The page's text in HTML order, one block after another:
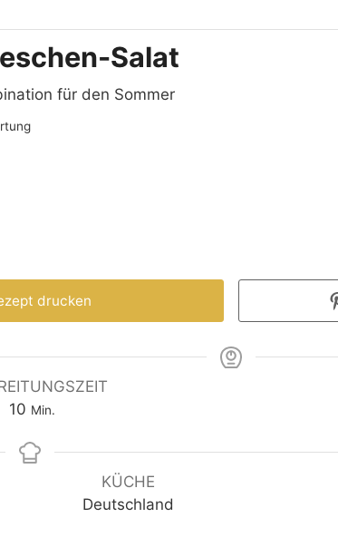
Salat
für den Sommer
drucken
10 Min.
KÜCHE
Deutschland